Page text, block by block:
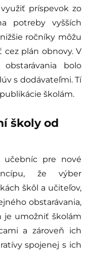
príspevok zo
potreby vyšších
ročníky môžu
cez plán obnovy. V
bolo
s dodávateľmi. Tí
školám.
školy od
učebníc pre nové
že výber
škôl a učiteľov,
obstarávania,
je umožniť školám
a zároveň ich
spojenej s ich